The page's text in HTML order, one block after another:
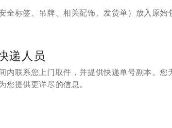
全标签、吊牌、相关配饰、发货单）放入原
递人员
内联系您上门取件，并提供快递单号副本。您
您提供更详尽的信息。